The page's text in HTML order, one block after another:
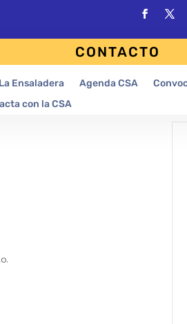
CONTACTO
Ensaladera Agenda CSA
con la CSA